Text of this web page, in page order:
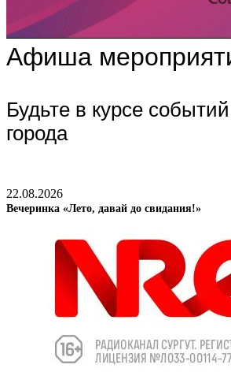
Афиша
Будьте в курсе
города
22.08.2026
Вечеринка «Лето, давай до свидания!»